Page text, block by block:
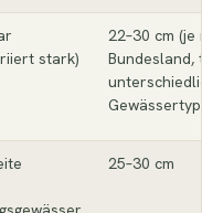
stark)
22–30 cm (je
Bundesland,
25–30 cm